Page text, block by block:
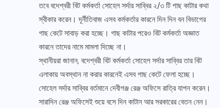
তবে বদেশ্বরী বিট কর্মকর্তা সোহেল সর্দার সাব্বির ২/৩ টি গাছ কাটার কথা
স্বীকার করেন। দূর্নীতিবাজ এসব কর্মকর্তার কারনে দিন দিন বন বিভাগের
গাছ কেটে সাবাড় করা হচ্ছে। গাছ কাটার পরেও বিট কর্মকর্তা অজ্ঞাত
কারনে তাদের নামে মামলা দিচ্ছে না।
স্থানীয়রা জানান, বদেশ্বরী বিট কর্মকর্তা সোহেল সর্দার সাব্বির তার বিট
এলাকায় অবস্থান না করার কারনেই এসব গাছ কেটে ফেলা হচ্ছে।
সোহেল সর্দার সাব্বির বর্তমানে দেবীগঞ্জ রেঞ্জ অফিসে রাত্রি যাপন করেন।
সারাদিন রেঞ্জ অফিসেই শুয়ে বসে দিন কাটান আর সরকারের বেতন নেন।